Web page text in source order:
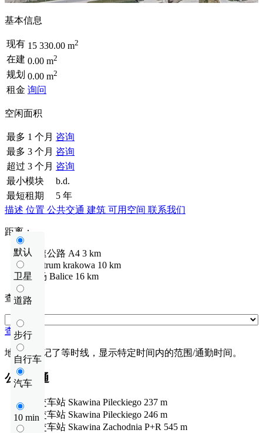
基本信息
现有 15 330.00 m2
在建 0.00 m2
规划 0.00 m2
租金 询问
空闲面积
最多 1 个月 咨询
最多 3 个月 咨询
超过 3 个月 咨询
最小模块
b.d.
最短租期
5 年
描述 位置 公共交通 建筑 可用空间 联系我们
默认
卫星
道路
步行
自行车
汽车
10 min
距离：
高速公路 A4 3 km
Centrum krakowa 10 km
机场 Balice 16 km
查看距离
查看距离
地图上标记了等时线，显示特定时间内的范围/通勤时间。
公共交通
公交车站 Skawina Pileckiego 237 m
公交车站 Skawina Pileckiego 246 m
公交车站 Skawina Zachodnia P+R 545 m